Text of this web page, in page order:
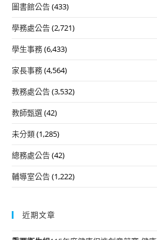
圖書館公告(433)
學務處公告(2,721)
學生事務(6,433)
家長事務(4,564)
教務處公告(3,532)
教師甄選(42)
未分類(1,285)
總務處公告(42)
輔導室公告(1,222)
近期文章